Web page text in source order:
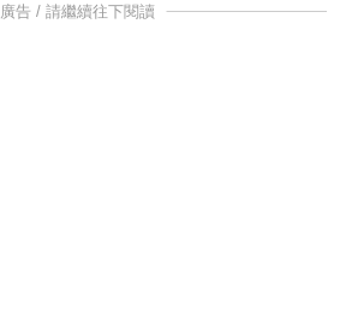
廣告 / 請繼續往下閱讀